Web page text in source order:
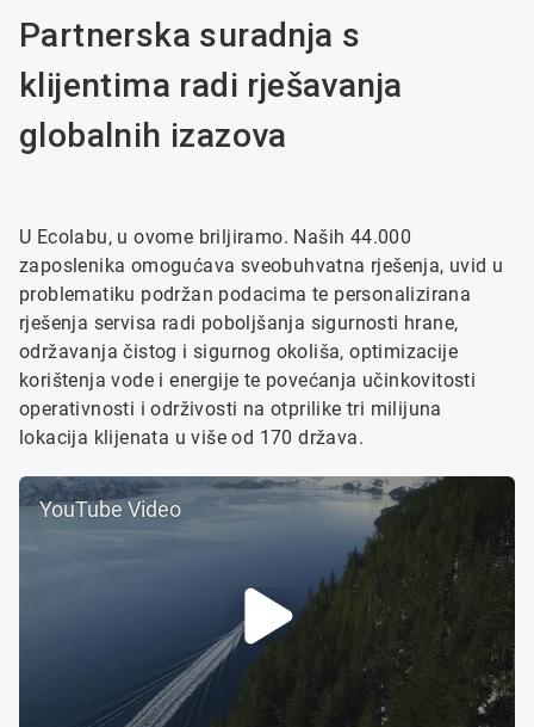
Partnerska suradnja s
klijentima radi rješavanja
globalnih izazova
U Ecolabu, u ovome briljiramo. Naših 44.000
zaposlenika omogućava sveobuhvatna rješenja, uvid u
problematiku podržan podacima te personalizirana
rješenja servisa radi poboljšanja sigurnosti hrane,
održavanja čistog i sigurnog okoliša, optimizacije
korištenja vode i energije te povećanja učinkovitosti
operativnosti i održivosti na otprilike tri milijuna
lokacija klijenata u više od 170 država.
YouTube Video